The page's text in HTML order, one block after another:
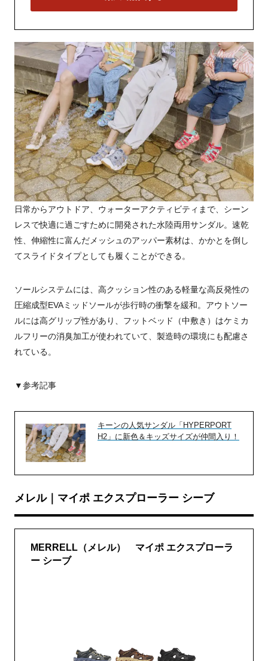
日常からアウトドア、ウォーターアクティビティまで、シーン
レスで快適に過ごすために開発された水陸両用サンダル。速乾
性、伸縮性に富んだメッシュのアッパー素材は、かかとを倒し
てスライドタイプとしても履くことができる。
ソールシステムには、高クッション性のある軽量な高反発性の
圧縮成型EVAミッドソールが歩行時の衝撃を緩和。アウトソー
ルには高グリップ性があり、フットベッド（中敷き）はケミカ
ルフリーの消臭加工が使われていて、製造時の環境にも配慮さ
れている。
▼参考記事
キーンの人気サンダル「HYPERPORT
H2」に新色＆キッズサイズが仲間入り！
メレル｜マイポ エクスプローラー シーブ
MERRELL（メレル） マイポ エクスプローラ
ー シーブ